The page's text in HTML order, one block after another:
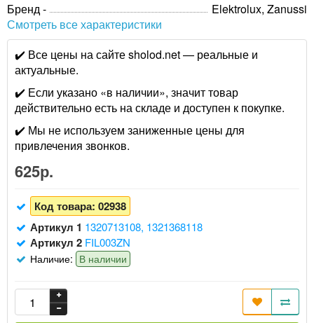
Бренд -
Elektrolux, Zanussi
Смотреть все характеристики
✔️ Все цены на сайте sholod.net — реальные и
актуальные.
✔️ Если указано «в наличии», значит товар
действительно есть на складе и доступен к покупке.
✔️ Мы не используем заниженные цены для
привлечения звонков.
625р.
Код товара: 02938
Артикул 1 1320713108, 1321368118
Артикул 2 FIL003ZN
Наличие: В наличии